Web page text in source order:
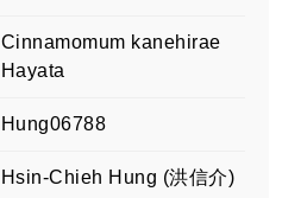
Cinnamomum kanehirae
Hayata
Hung06788
Hsin-Chieh Hung (洪信介)